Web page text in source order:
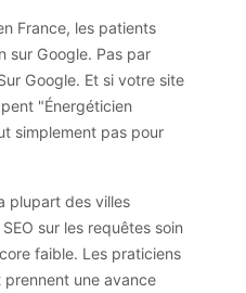
France, les patients
sur Google. Pas par
Google. Et si votre site
"Énergéticien
simplement pas pour
plupart des villes
sur les requêtes soin
faible. Les praticiens
une avance